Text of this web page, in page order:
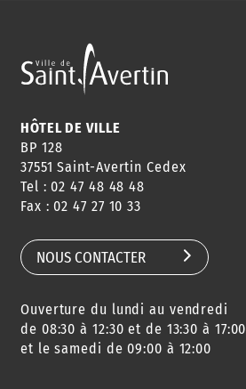
HÔTEL DE VILLE
BP 128
37551 Saint-Avertin Cedex
Tel : 02 47 48 48 48
Fax : 02 47 27 10 33
NOUS CONTACTER
Ouverture du lundi au vendredi
de 08:30 à 12:30 et de 13:30 à 17:00
et le samedi de 09:00 à 12:00